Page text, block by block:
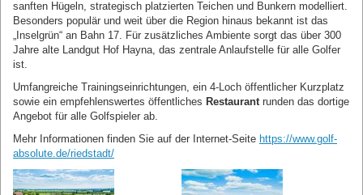
sanften Hügeln, strategisch platzierten Teichen und Bunkern modelliert.
Besonders populär und weit über die Region hinaus bekannt ist das
„Inselgrün“ an Bahn 17. Für zusätzliches Ambiente sorgt das über 300
Jahre alte Landgut Hof Hayna, das zentrale Anlaufstelle für alle Golfer
ist.
Umfangreiche Trainingseinrichtungen, ein 4-Loch öffentlicher Kurzplatz
sowie ein empfehlenswertes öffentliches Restaurant runden das dortige
Angebot für alle Golfspieler ab.
Mehr Informationen finden Sie auf der Internet-Seite https://www.golf-
absolute.de/riedstadt/